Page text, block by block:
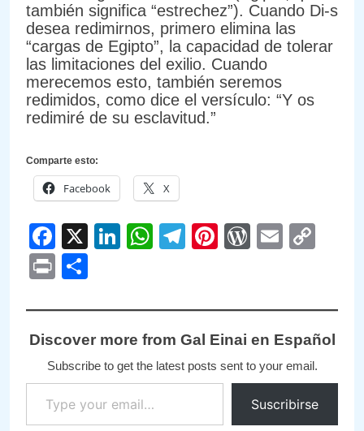
también significa “estrechez”). Cuando Di-s
desea redimirnos, primero elimina las
“cargas de Egipto”, la capacidad de tolerar
las limitaciones del exilio. Cuando
merecemos esto, también seremos
redimidos, como dice el versículo: “Y os
redimiré de su esclavitud.”
Comparte esto:
Facebook X
Facebook
X LinkedIn
WhatsApp
Telegram
PinterestEmail
Print
Discover more from Gal Einai en Español
Subscribe to get the latest posts sent to your email.
Type your email…
Suscribirse